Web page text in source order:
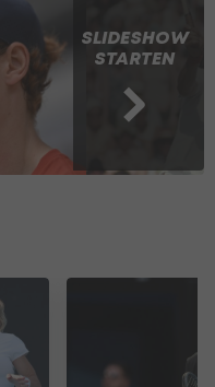
SLIDESHOW
STARTEN